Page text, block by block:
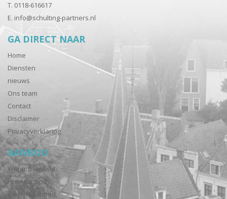
T. 0118-616617
E. info@schulting-partners.nl
GA DIRECT NAAR
Home
Diensten
nieuws
Ons team
Contact
Disclaimer
Privacyverklaring
AANBOD
Woningaanbod
Huuraanbod
Bedrijfsaanbod